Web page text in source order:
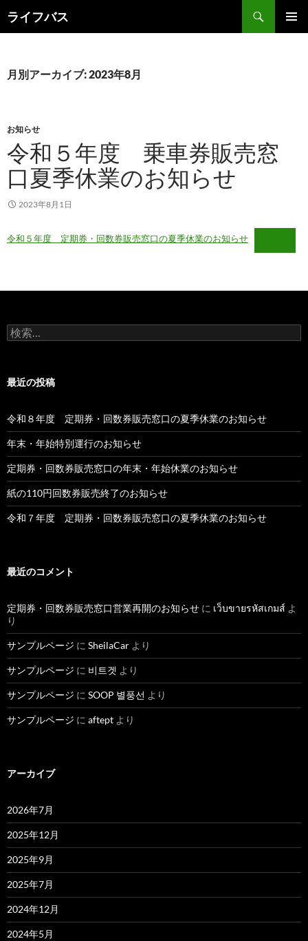
ライフバス
索
ン
キ
プ
月別アーカイブ: 2023年8月
お知らせ
令和５年度 乗車券販売窓
口夏季休業のお知らせ
2023年8月1日
令和５年度 定期券・回数券販売窓口の夏季休業のお知らせ
検
索:
最近の投稿
令和８年度 定期券・回数券販売窓口の夏季休業のお知らせ
年末・年始特別運行のお知らせ
定期券・回数券販売窓口の年末・年始休業のお知らせ
紙の110円回数券販売終了のお知らせ
令和７年度 定期券・回数券販売窓口の夏季休業のお知らせ
最近のコメント
定期券・回数券販売窓口営業再開のお知らせ に เว็บขายรหัสเกมส์ よ
り
サンプルページ に SheilaCar より
サンプルページ に 비트겟 より
サンプルページ に SOOP 별풍선 より
サンプルページ に aftept より
アーカイブ
2026年7月
2025年12月
2025年9月
2025年7月
2024年12月
2024年5月